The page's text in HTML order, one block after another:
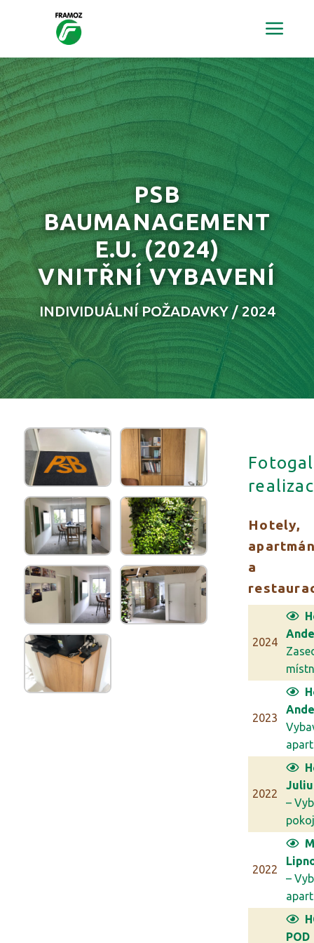
PSB
BAUMANAGEMENT
E.U.(2024)
VNITŘNÍ VYBAVENÍ
INDIVIDUÁLNÍ POŽADAVKY / 2024
Hotely,
a
2024
2023
2022
–
2022
–
POD